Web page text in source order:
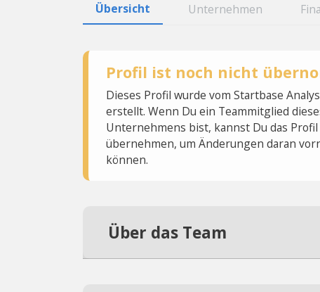
Übersicht Unternehmen
Profil ist noch nicht
Dieses Profil wurde vom Startbase
erstellt. Wenn Du ein Teammitglied
Unternehmens bist, kannst Du das Profil
übernehmen, um Änderungen daran
können.
Über das Team